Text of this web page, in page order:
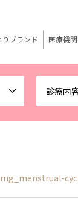
診療内
ブランド 医療機